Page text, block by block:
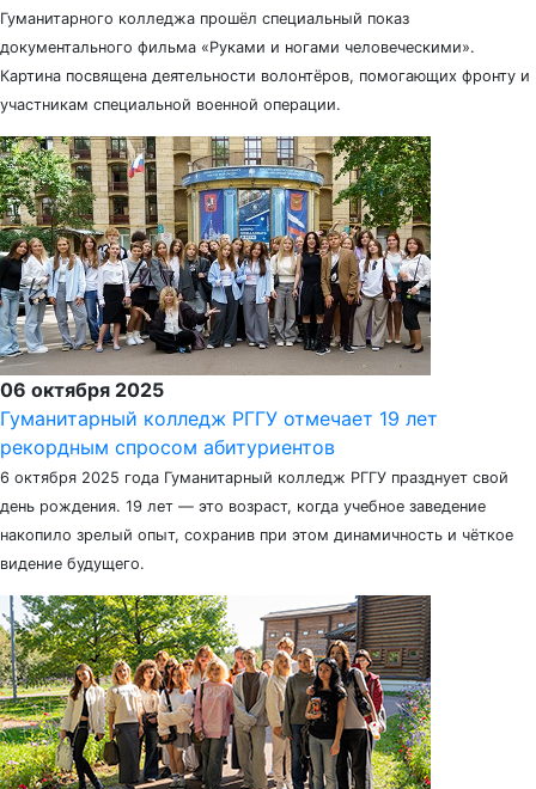
Гуманитарного колледжа прошёл специальный показ
документального фильма «Руками и ногами человеческими».
Картина посвящена деятельности волонтёров, помогающих фронту и
участникам специальной военной операции.
06 октября 2025
Гуманитарный колледж РГГУ отмечает 19 лет
рекордным спросом абитуриентов
6 октября 2025 года Гуманитарный колледж РГГУ празднует свой
день рождения. 19 лет — это возраст, когда учебное заведение
накопило зрелый опыт, сохранив при этом динамичность и чёткое
видение будущего.